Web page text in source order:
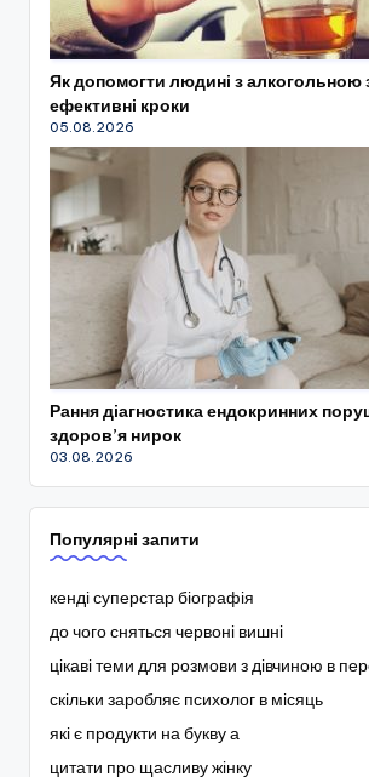
Як допомогти людині з алкогольною
ефективні кроки
05.08.2026
Рання діагностика ендокринних
здоров’я нирок
03.08.2026
Популярні запити
кенді суперстар біографія
до чого сняться червоні вишні
цікаві теми для розмови з дівчиною в
скільки заробляє психолог в місяць
які є продукти на букву а
цитати про щасливу жінку